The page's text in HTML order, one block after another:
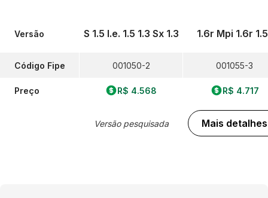
Versão
Código Fipe
Preço
S 1.5 I.e. 1.5 1.3 Sx 1.3
001050-2
R$ 4.568
Versão pesquisada
1.6r Mpi 1.6r
001055-3
R$ 4.717
Mais detalhes